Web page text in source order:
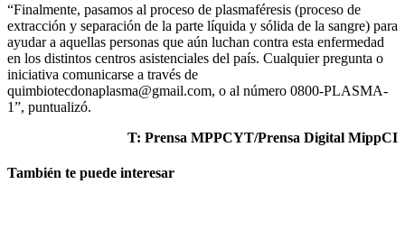
“Finalmente, pasamos al proceso de plasmaféresis (proceso de
extracción y separación de la parte líquida y sólida de la sangre) para
ayudar a aquellas personas que aún luchan contra esta enfermedad
en los distintos centros asistenciales del país. Cualquier pregunta o
iniciativa comunicarse a través de
quimbiotecdonaplasma@gmail.com, o al número 0800-PLASMA-
1”, puntualizó.
T: Prensa MPPCYT/Prensa Digital MippCI
También te puede interesar